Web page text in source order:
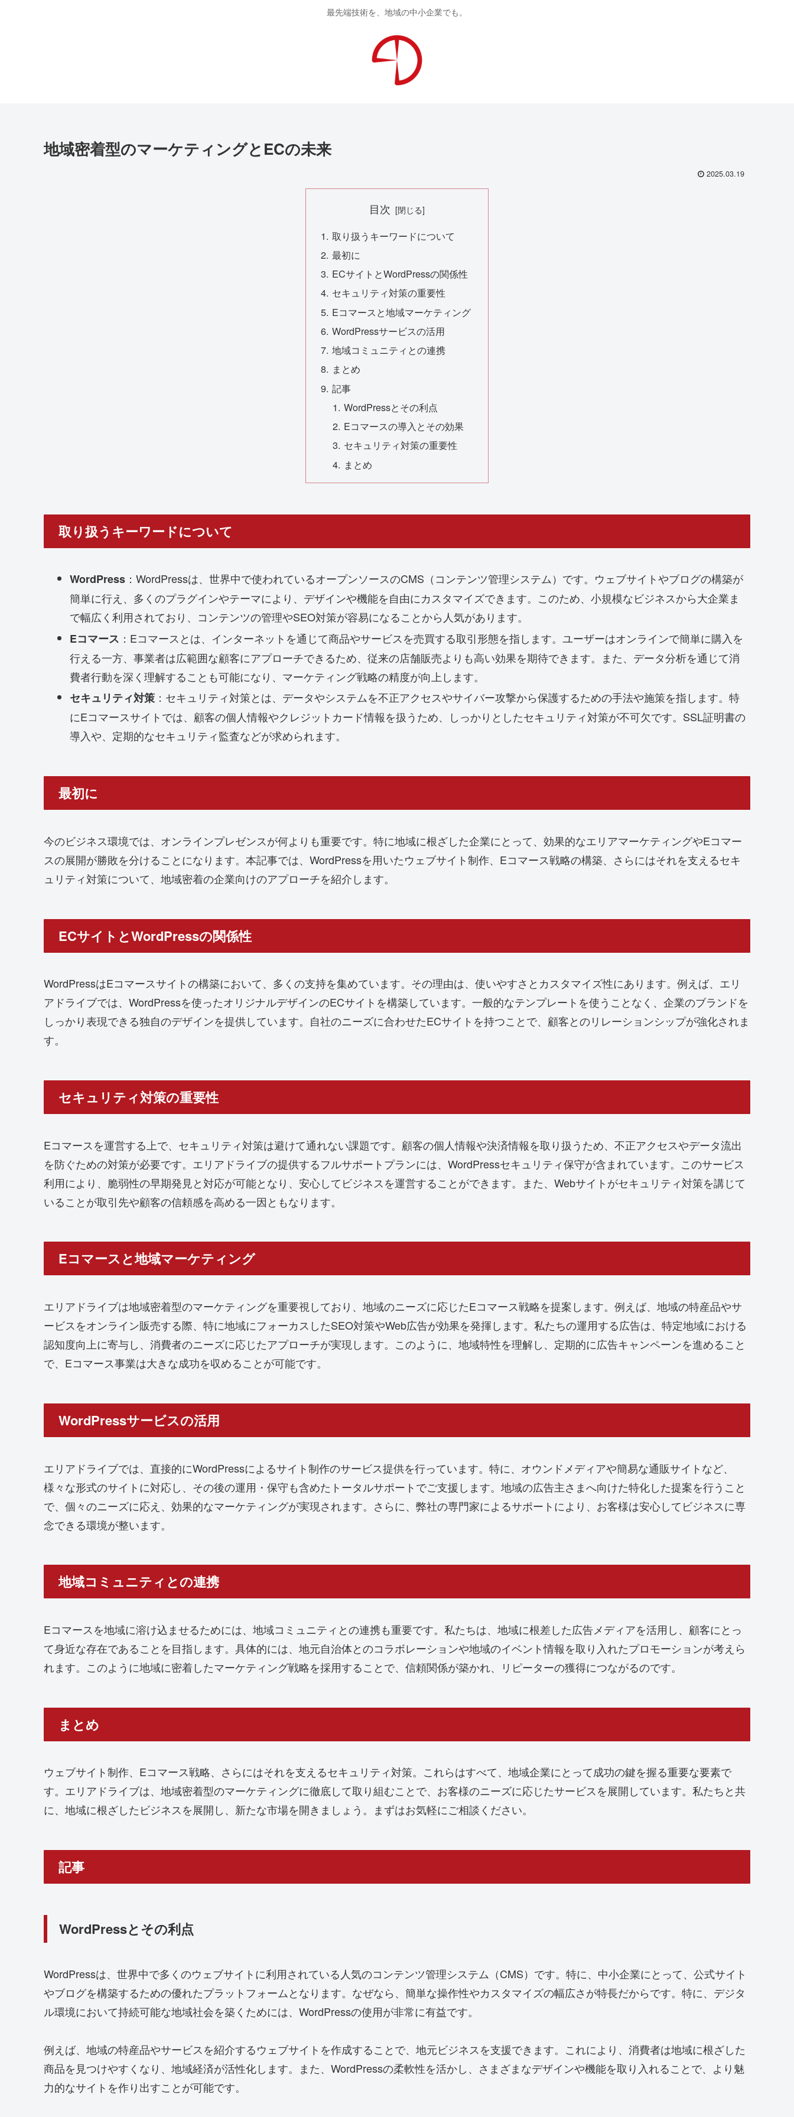
最先端技術を、地域の中小企業でも。
地域密着型のマーケティングとECの未来
2025.03.19
目次
取り扱うキーワードについて
最初に
ECサイトとWordPressの関係性
セキュリティ対策の重要性
Eコマースと地域マーケティング
WordPressサービスの活用
地域コミュニティとの連携
まとめ
記事
WordPressとその利点
Eコマースの導入とその効果
セキュリティ対策の重要性
まとめ
取り扱うキーワードについて
WordPress：WordPressは、世界中で使われているオープンソースのCMS（コンテンツ管理システム）です。ウェブサイトやブログの構築が
簡単に行え、多くのプラグインやテーマにより、デザインや機能を自由にカスタマイズできます。このため、小規模なビジネスから大企業ま
で幅広く利用されており、コンテンツの管理やSEO対策が容易になることから人気があります。
Eコマース ：Eコマースとは、インターネットを通じて商品やサービスを売買する取引形態を指します。ユーザーはオンラインで簡単に購入を
行える一方、事業者は広範囲な顧客にアプローチできるため、従来の店舗販売よりも高い効果を期待できます。また、データ分析を通じて消
費者行動を深く理解することも可能になり、マーケティング戦略の精度が向上します。
セキュリティ対策：セキュリティ対策とは、データやシステムを不正アクセスやサイバー攻撃から保護するための手法や施策を指します。特
にEコマースサイトでは、顧客の個人情報やクレジットカード情報を扱うため、しっかりとしたセキュリティ対策が不可欠です。SSL証明書の
導入や、定期的なセキュリティ監査などが求められます。
最初に
今のビジネス環境では、オンラインプレゼンスが何よりも重要です。特に地域に根ざした企業にとって、効果的なエリアマーケティングやEコマー
スの展開が勝敗を分けることになります。本記事では、WordPressを用いたウェブサイト制作、Eコマース戦略の構築、さらにはそれを支えるセキ
ュリティ対策について、地域密着の企業向けのアプローチを紹介します。
ECサイトとWordPressの関係性
WordPressはEコマースサイトの構築において、多くの支持を集めています。その理由は、使いやすさとカスタマイズ性にあります。例えば、エリ
アドライブでは、WordPressを使ったオリジナルデザインのECサイトを構築しています。一般的なテンプレートを使うことなく、企業のブランドを
しっかり表現できる独自のデザインを提供しています。自社のニーズに合わせたECサイトを持つことで、顧客とのリレーションシップが強化されま
す。
セキュリティ対策の重要性
Eコマースを運営する上で、セキュリティ対策は避けて通れない課題です。顧客の個人情報や決済情報を取り扱うため、不正アクセスやデータ流出
を防ぐための対策が必要です。エリアドライブの提供するフルサポートプランには、WordPressセキュリティ保守が含まれています。このサービス
利用により、脆弱性の早期発見と対応が可能となり、安心してビジネスを運営することができます。また、Webサイトがセキュリティ対策を講じて
いることが取引先や顧客の信頼感を高める一因ともなります。
Eコマースと地域マーケティング
エリアドライブは地域密着型のマーケティングを重要視しており、地域のニーズに応じたEコマース戦略を提案します。例えば、地域の特産品やサ
ービスをオンライン販売する際、特に地域にフォーカスしたSEO対策やWeb広告が効果を発揮します。私たちの運用する広告は、特定地域における
認知度向上に寄与し、消費者のニーズに応じたアプローチが実現します。このように、地域特性を理解し、定期的に広告キャンペーンを進めること
で、Eコマース事業は大きな成功を収めることが可能です。
WordPressサービスの活用
エリアドライブでは、直接的にWordPressによるサイト制作のサービス提供を行っています。特に、オウンドメディアや簡易な通販サイトなど、
様々な形式のサイトに対応し、その後の運用・保守も含めたトータルサポートでご支援します。地域の広告主さまへ向けた特化した提案を行うこと
で、個々のニーズに応え、効果的なマーケティングが実現されます。さらに、弊社の専門家によるサポートにより、お客様は安心してビジネスに専
念できる環境が整います。
地域コミュニティとの連携
Eコマースを地域に溶け込ませるためには、地域コミュニティとの連携も重要です。私たちは、地域に根差した広告メディアを活用し、顧客にとっ
て身近な存在であることを目指します。具体的には、地元自治体とのコラボレーションや地域のイベント情報を取り入れたプロモーションが考えら
れます。このように地域に密着したマーケティング戦略を採用することで、信頼関係が築かれ、リピーターの獲得につながるのです。
まとめ
ウェブサイト制作、Eコマース戦略、さらにはそれを支えるセキュリティ対策。これらはすべて、地域企業にとって成功の鍵を握る重要な要素で
す。エリアドライブは、地域密着型のマーケティングに徹底して取り組むことで、お客様のニーズに応じたサービスを展開しています。私たちと共
に、地域に根ざしたビジネスを展開し、新たな市場を開きましょう。まずはお気軽にご相談ください。
記事
WordPressとその利点
WordPressは、世界中で多くのウェブサイトに利用されている人気のコンテンツ管理システム（CMS）です。特に、中小企業にとって、公式サイト
やブログを構築するための優れたプラットフォームとなります。なぜなら、簡単な操作性やカスタマイズの幅広さが特長だからです。特に、デジタ
ル環境において持続可能な地域社会を築くためには、WordPressの使用が非常に有益です。
例えば、地域の特産品やサービスを紹介するウェブサイトを作成することで、地元ビジネスを支援できます。これにより、消費者は地域に根ざした
商品を見つけやすくなり、地域経済が活性化します。また、WordPressの柔軟性を活かし、さまざまなデザインや機能を取り入れることで、より魅
力的なサイトを作り出すことが可能です。